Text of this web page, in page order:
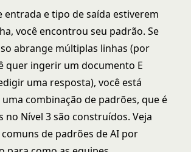
entrada e tipo de saída estiverem
você encontrou seu padrão. Se
abrange múltiplas linhas (por
quer ingerir um documento E
uma resposta), você está
combinação de padrões, que é
no Nível 3 são construídos. Veja
de padrões de AI por